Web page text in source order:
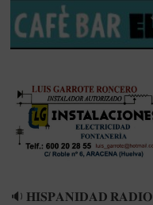
🔉 𝐇𝐈𝐒𝐏𝐀𝐍𝐈𝐃𝐀𝐃 𝐑𝐀𝐃𝐈𝐎